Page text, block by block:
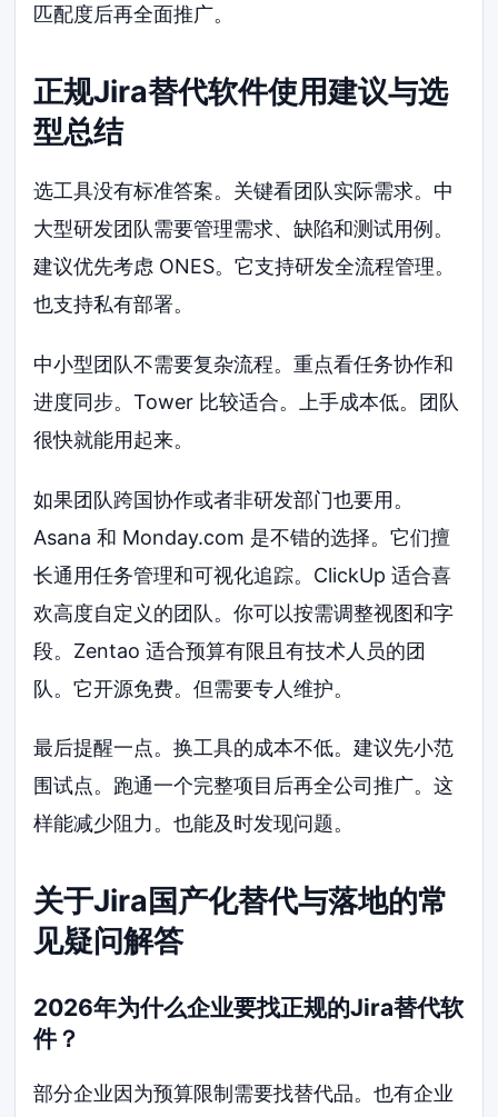
匹配度后再全面推广。
正规Jira替代软件使用建议与选
型总结
选工具没有标准答案。关键看团队实际需求。中
大型研发团队需要管理需求、缺陷和测试用例。
建议优先考虑 ONES。它支持研发全流程管理。
也支持私有部署。
中小型团队不需要复杂流程。重点看任务协作和
进度同步。Tower 比较适合。上手成本低。团队
很快就能用起来。
如果团队跨国协作或者非研发部门也要用。
Asana 和 Monday.com 是不错的选择。它们擅
长通用任务管理和可视化追踪。ClickUp 适合喜
欢高度自定义的团队。你可以按需调整视图和字
段。Zentao 适合预算有限且有技术人员的团
队。它开源免费。但需要专人维护。
最后提醒一点。换工具的成本不低。建议先小范
围试点。跑通一个完整项目后再全公司推广。这
样能减少阻力。也能及时发现问题。
关于Jira国产化替代与落地的常
见疑问解答
2026年为什么企业要找正规的Jira替代软
件？
部分企业因为预算限制需要找替代品。也有企业